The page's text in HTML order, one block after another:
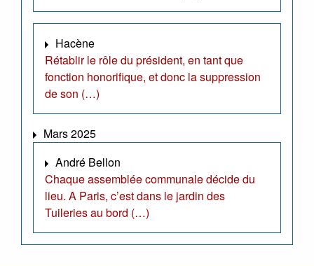
Hacène
Rétablir le rôle du président, en tant que
fonction honorifique, et donc la suppression
de son (…)
Mars 2025
André Bellon
Chaque assemblée communale décide du
lieu. A Paris, c’est dans le jardin des
Tuileries au bord (…)